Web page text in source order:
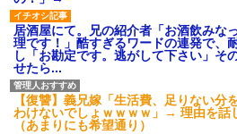
居酒屋にて。兄の紹介者「お酒飲みな
理です！」酷すぎるワードの連発で、
し「お勘定です。逃がして下さい」そ
せたら...
【復讐】義兄嫁「生活費、足りない分
わけないでしょｗｗｗｗ」→ 理由を話
（あまりにも希望通り）